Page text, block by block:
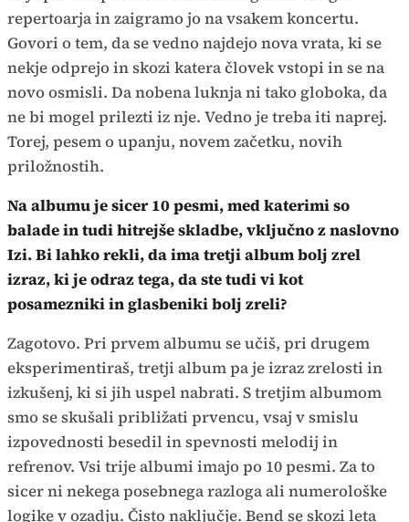
repertoarja in zaigramo jo na vsakem koncertu.
Govori o tem, da se vedno najdejo nova vrata, ki se
nekje odprejo in skozi katera človek vstopi in se na
novo osmisli. Da nobena luknja ni tako globoka, da
ne bi mogel prilezti iz nje. Vedno je treba iti naprej.
Torej, pesem o upanju, novem začetku, novih
priložnostih.
Na albumu je sicer 10 pesmi, med katerimi so
balade in tudi hitrejše skladbe, vključno z naslovno
Izi. Bi lahko rekli, da ima tretji album bolj zrel
izraz, ki je odraz tega, da ste tudi vi kot
posamezniki in glasbeniki bolj zreli?
Zagotovo. Pri prvem albumu se učiš, pri drugem
eksperimentiraš, tretji album pa je izraz zrelosti in
izkušenj, ki si jih uspel nabrati. S tretjim albumom
smo se skušali približati prvencu, vsaj v smislu
izpovednosti besedil in spevnosti melodij in
refrenov. Vsi trije albumi imajo po 10 pesmi. Za to
sicer ni nekega posebnega razloga ali numerološke
logike v ozadju. Čisto naključje. Bend se skozi leta